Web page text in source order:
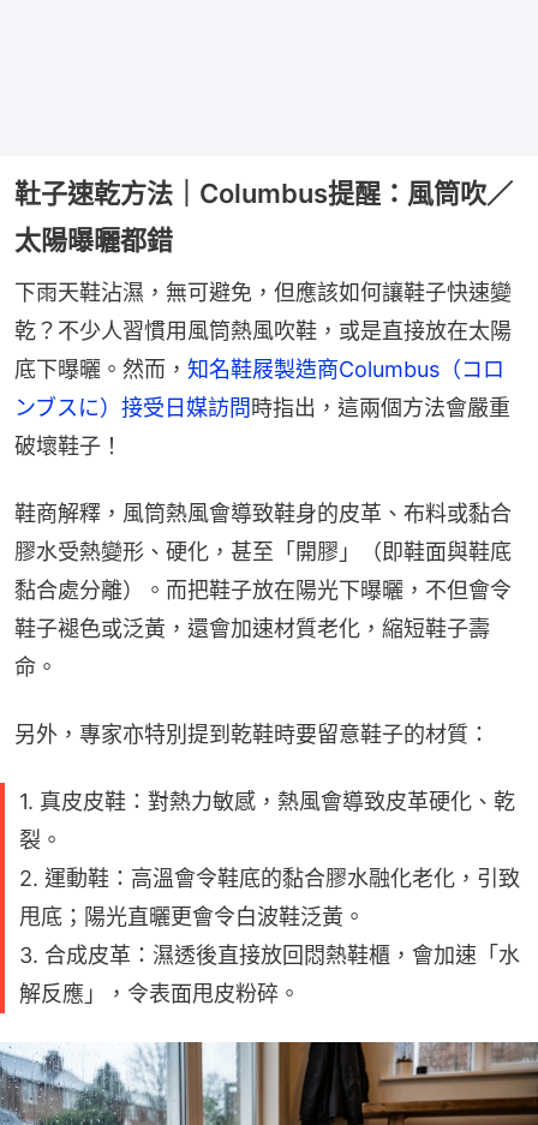
靯子速乾方法｜Columbus提醒：風筒吹／
太陽曝曬都錯
下雨天鞋沾濕，無可避免，但應該如何讓鞋子快速變
乾？不少人習慣用風筒熱風吹鞋，或是直接放在太陽
底下曝曬。然而， 知名鞋屐製造商Columbus（コロ
ンブスに）接受日媒訪問時指出，這兩個方法會嚴重
破壞鞋子！
鞋商解釋，風筒熱風會導致鞋身的皮革、布料或黏合
膠水受熱變形、硬化，甚至「開膠」（即鞋面與鞋底
黏合處分離）。而把鞋子放在陽光下曝曬，不但會令
鞋子褪色或泛黃，還會加速材質老化，縮短鞋子壽
命。
另外，專家亦特別提到乾鞋時要留意鞋子的材質：
1. 真皮皮鞋：對熱力敏感，熱風會導致皮革硬化、乾
裂。
2. 運動鞋：高溫會令鞋底的黏合膠水融化老化，引致
甩底；陽光直曬更會令白波鞋泛黃。
3. 合成皮革：濕透後直接放回悶熱鞋櫃，會加速「水
解反應」，令表面甩皮粉碎。